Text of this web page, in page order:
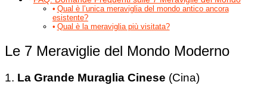
Qual è l’unica meraviglia del mondo antico ancora
esistente?
Qual è la meraviglia più visitata?
Le 7 Meraviglie del Mondo Moderno
1. La Grande Muraglia Cinese (Cina)